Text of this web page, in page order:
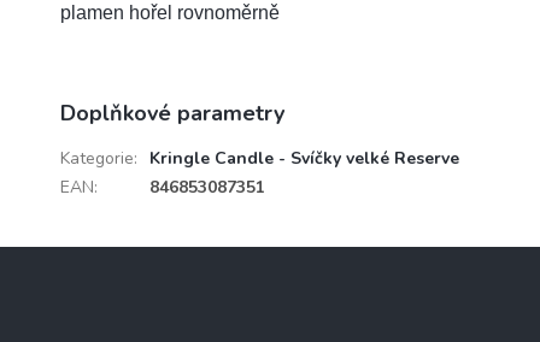
plamen hořel rovnoměrně
Doplňkové parametry
Kategorie:
Kringle Candle - Svíčky velké Reserve
EAN: 846853087351